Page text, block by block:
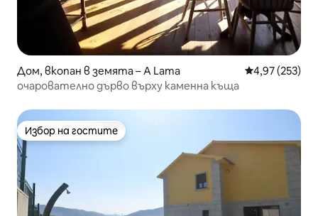
Дом, вкопан в земята – A Lama Средна
4,97 (253)
очарователно дърво върху каменна къща
Избор на гостите
Избор на гостите